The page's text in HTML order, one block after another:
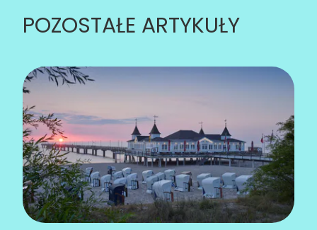
POZOSTAŁE ARTYKUŁY